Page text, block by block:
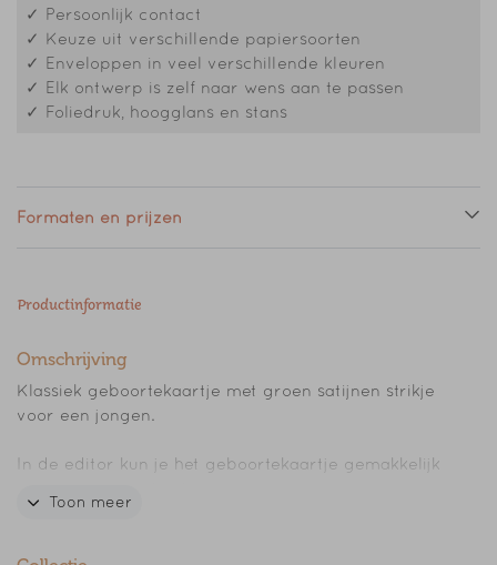
✓ Persoonlijk contact
✓ Keuze uit verschillende papiersoorten
✓ Enveloppen in veel verschillende kleuren
✓ Elk ontwerp is zelf naar wens aan te passen
✓ Foliedruk, hoogglans en stans
Formaten en prijzen
Productinformatie
Omschrijving
Klassiek geboortekaartje met groen satijnen strikje
voor een jongen.
In de editor kun je het geboortekaartje gemakkelijk
geboortekaartje wordt NIET gedrukt! Deze dien je
Toon meer